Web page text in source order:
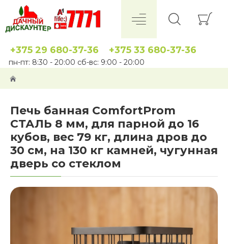
+375 29 680-37-36 +375 33 680-37-36
пн-пт: 8:30 - 20:00 сб-вс: 9:00 - 20:00
Печь банная ComfortProm
СТАЛЬ 8 мм, для парной до 16
кубов, вес 79 кг, длина дров до
30 см, на 130 кг камней, чугунная
дверь со стеклом